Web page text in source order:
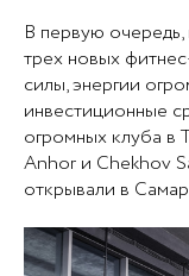
В первую
трех новых
силы, энергии
инвестиционные
огромных клуба в
Anhor и Chekhov
открывали в